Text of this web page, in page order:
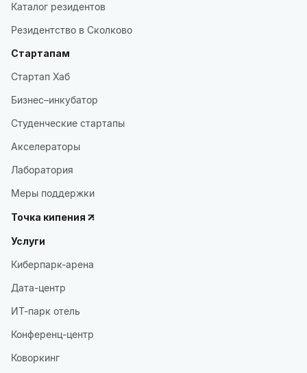
Каталог резидентов
Резидентство в Сколково
Стартапам
Стартап Хаб
Бизнес–инкубатор
Студенческие стартапы
Акселераторы
Лаборатория
Меры поддержки
Точка кипения
Услуги
Киберпарк-арена
Дата-центр
ИТ-парк отель
Конференц-центр
Коворкинг